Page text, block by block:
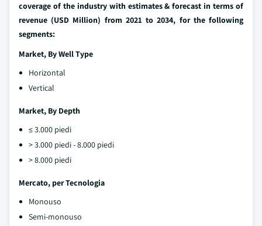
coverage of the industry with estimates & forecast in terms of
revenue (USD Million) from 2021 to 2034, for the following
segments:
Market, By Well Type
Horizontal
Vertical
Market, By Depth
≤ 3.000 piedi
> 3.000 piedi - 8.000 piedi
> 8.000 piedi
Mercato, per Tecnologia
Monouso
Semi-monouso